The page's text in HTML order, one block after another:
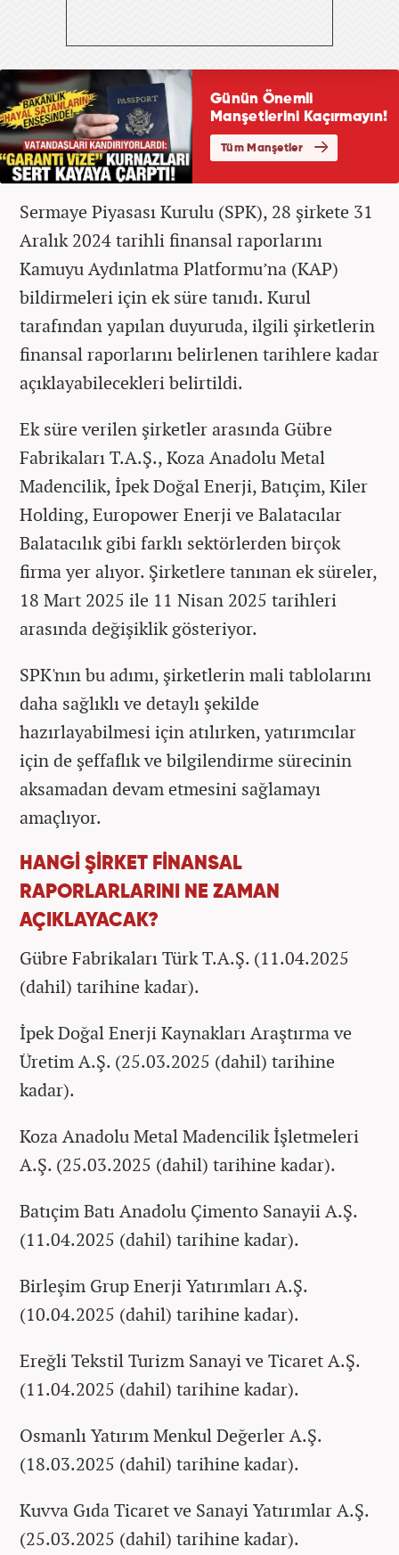
Sermaye Piyasası Kurulu (SPK), 28 şirkete 31
Aralık 2024 tarihli finansal raporlarını
Kamuyu Aydınlatma Platformu’na (KAP)
bildirmeleri için ek süre tanıdı. Kurul
tarafından yapılan duyuruda, ilgili şirketlerin
finansal raporlarını belirlenen tarihlere kadar
açıklayabilecekleri belirtildi.
Ek süre verilen şirketler arasında Gübre
Fabrikaları T.A.Ş., Koza Anadolu Metal
Madencilik, İpek Doğal Enerji, Batıçim, Kiler
Holding, Europower Enerji ve Balatacılar
Balatacılık gibi farklı sektörlerden birçok
firma yer alıyor. Şirketlere tanınan ek süreler,
18 Mart 2025 ile 11 Nisan 2025 tarihleri
arasında değişiklik gösteriyor.
SPK'nın bu adımı, şirketlerin mali tablolarını
daha sağlıklı ve detaylı şekilde
hazırlayabilmesi için atılırken, yatırımcılar
için de şeffaflık ve bilgilendirme sürecinin
aksamadan devam etmesini sağlamayı
amaçlıyor.
HANGİ ŞİRKET FİNANSAL
RAPORLARLARINI NE ZAMAN
AÇIKLAYACAK?
Gübre Fabrikaları Türk T.A.Ş. (11.04.2025
(dahil) tarihine kadar).
İpek Doğal Enerji Kaynakları Araştırma ve
Üretim A.Ş. (25.03.2025 (dahil) tarihine
kadar).
Koza Anadolu Metal Madencilik İşletmeleri
A.Ş. (25.03.2025 (dahil) tarihine kadar).
Batıçim Batı Anadolu Çimento Sanayii A.Ş.
(11.04.2025 (dahil) tarihine kadar).
Birleşim Grup Enerji Yatırımları A.Ş.
(10.04.2025 (dahil) tarihine kadar).
Ereğli Tekstil Turizm Sanayi ve Ticaret A.Ş.
(11.04.2025 (dahil) tarihine kadar).
Osmanlı Yatırım Menkul Değerler A.Ş.
(18.03.2025 (dahil) tarihine kadar).
Kuvva Gıda Ticaret ve Sanayi Yatırımlar A.Ş.
(25.03.2025 (dahil) tarihine kadar).